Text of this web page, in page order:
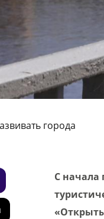
города
С начала